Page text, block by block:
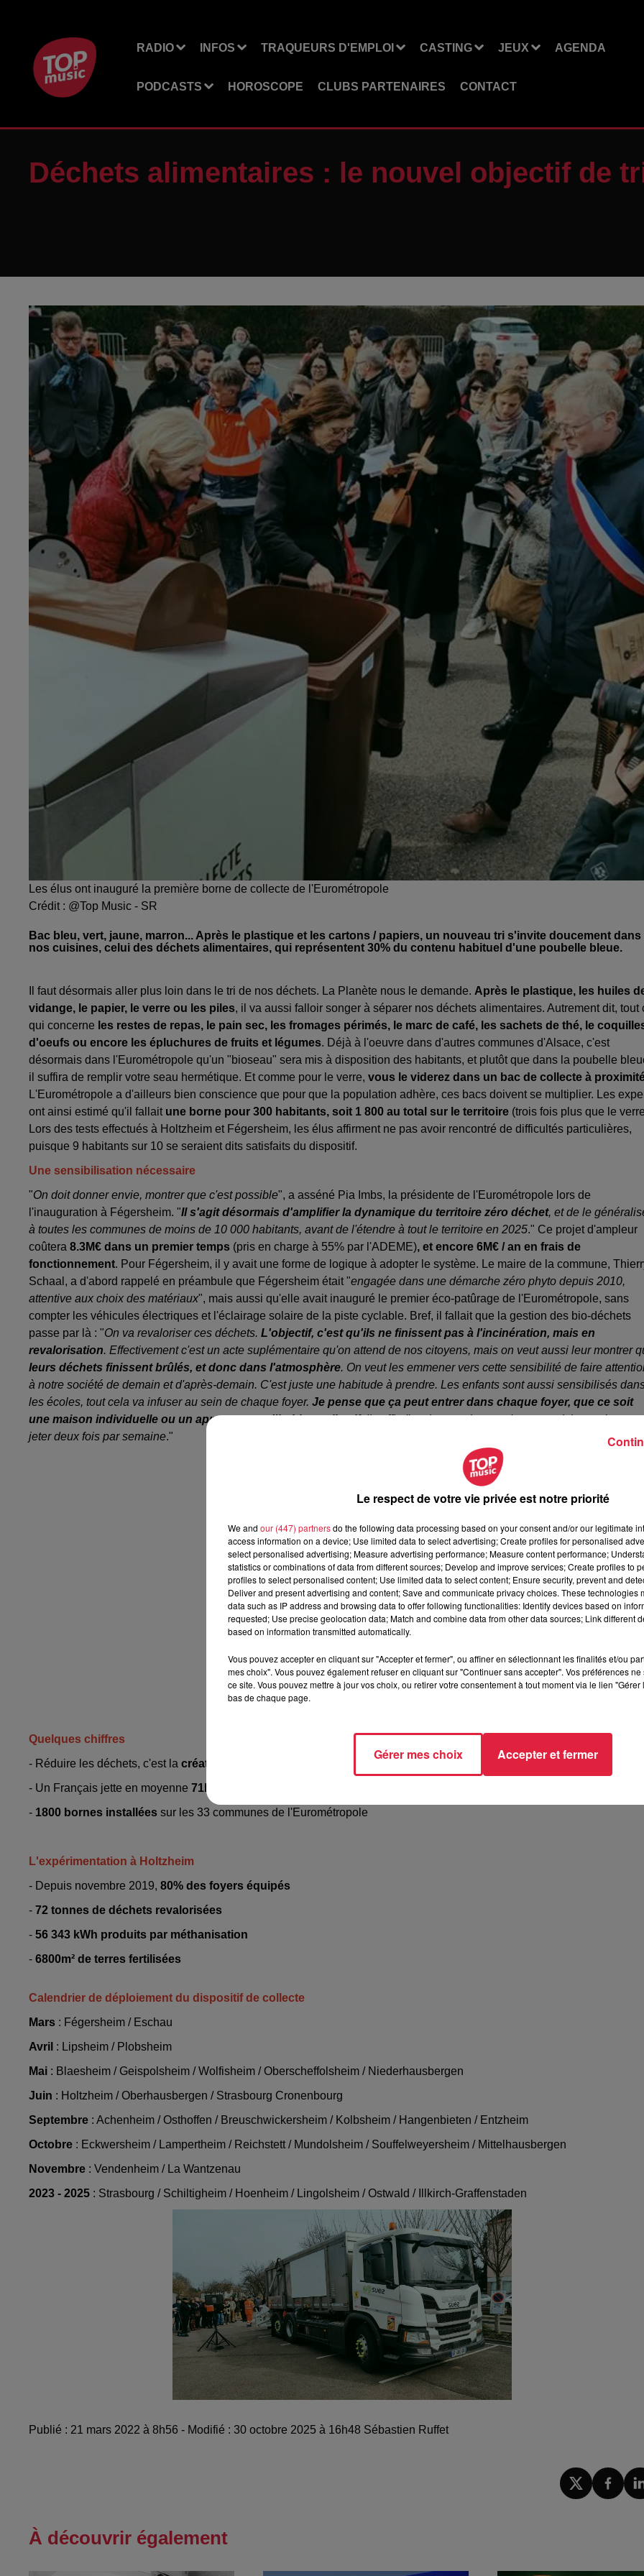
RADIO INFOS TRAQUEURS D'EMPLOI CASTING JEUX AGENDA
PODCASTS HOROSCOPE CLUBS PARTENAIRES CONTACT
Déchets alimentaires : le nouvel objectif de
Les élus ont inauguré la première borne de collecte de l'Eurométropole
Crédit : @Top Music - SR
Bac bleu, vert, jaune, marron... Après le plastique et les cartons / papiers, un nouveau tri s'invite doucement dans
nos cuisines, celui des déchets alimentaires, qui représentent 30% du contenu habituel d'une poubelle bleue.
Il faut désormais aller plus loin dans le tri de nos déchets. La Planète nous le demande. Après le plastique, les huiles
vidange, le papier, le verre ou les piles, il va aussi falloir songer à séparer nos déchets alimentaires. Autrement dit, tout
qui concerne les restes de repas, le pain sec, les fromages périmés, le marc de café, les sachets de thé, le
d'oeufs ou encore les épluchures de fruits et légumes. Déjà à l'oeuvre dans d'autres communes d'Alsace, c'est
désormais dans l'Eurométropole qu'un "bioseau" sera mis à disposition des habitants, et plutôt que dans la poubelle
il suffira de remplir votre seau hermétique. Et comme pour le verre, vous le viderez dans un bac de collecte à
L'Eurométropole a d'ailleurs bien conscience que pour que la population adhère, ces bacs doivent se multiplier. Les
ont ainsi estimé qu'il fallait une borne pour 300 habitants, soit 1 800 au total sur le territoire (trois fois plus que le
Lors des tests effectués à Holtzheim et Fégersheim, les élus affirment ne pas avoir rencontré de difficultés particulières,
puisque 9 habitants sur 10 se seraient dits satisfaits du dispositif.
Une sensibilisation nécessaire
"On doit donner envie, montrer que c'est possible", a asséné Pia Imbs, la présidente de l'Eurométropole lors de
l'inauguration à Fégersheim. "Il s'agit désormais d'amplifier la dynamique du territoire zéro déchet, et de le
à toutes les communes de moins de 10 000 habitants, avant de l'étendre à tout le territoire en 2025." Ce projet d'ampleur
coûtera 8.3M€ dans un premier temps (pris en charge à 55% par l'ADEME), et encore 6M€ / an en frais de
fonctionnement. Pour Fégersheim, il y avait une forme de logique à adopter le système. Le maire de la commune,
Schaal, a d'abord rappelé en préambule que Fégersheim était "engagée dans une démarche zéro phyto depuis 2010,
attentive aux choix des matériaux", mais aussi qu'elle avait inauguré le premier éco-patûrage de l'Eurométropole, sans
compter les véhicules électriques et l'éclairage solaire de la piste cyclable. Bref, il fallait que la gestion des bio-déchets
passe par là : "On va revaloriser ces déchets. L'objectif, c'est qu'ils ne finissent pas à l'incinération, mais en
revalorisation. Effectivement c'est un acte suplémentaire qu'on attend de nos citoyens, mais on veut aussi leur montrer
leurs déchets finissent brûlés, et donc dans l'atmosphère. On veut les emmener vers cette sensibilité de faire
à notre société de demain et d'après-demain. C'est juste une habitude à prendre. Les enfants sont aussi sensibilisés
les écoles, tout cela va infuser au sein de chaque foyer. Je pense que ça peut entrer dans chaque foyer, que ce soit
une maison individuelle ou un appartement d'habitat collectif. Il suffit d'avoir un petit seau dans sa cuisine, qu'on va
jeter deux fois par semaine."
Quelques chiffres
- Réduire les déchets, c'est la création de 25 000 emplois
dans le domaine de l'économie sociale et solidaire
- Un Français jette en moyenne 71kg de déchets alimentaires par an, dont 29 kg de pur gaspillage
- 1800 bornes installées sur les 33 communes de l'Eurométropole
L'expérimentation à Holtzheim
- Depuis novembre 2019, 80% des foyers équipés
- 72 tonnes de déchets revalorisées
- 56 343 kWh produits par méthanisation
- 6800m² de terres fertilisées
Calendrier de déploiement du dispositif de collecte
Mars : Fégersheim / Eschau
Avril : Lipsheim / Plobsheim
Mai : Blaesheim / Geispolsheim / Wolfisheim / Oberscheffolsheim / Niederhausbergen
Juin : Holtzheim / Oberhausbergen / Strasbourg Cronenbourg
Septembre : Achenheim / Osthoffen / Breuschwickersheim / Kolbsheim / Hangenbieten / Entzheim
Octobre : Eckwersheim / Lampertheim / Reichstett / Mundolsheim / Souffelweyersheim / Mittelhausbergen
Novembre : Vendenheim / La Wantzenau
2023 - 2025 : Strasbourg / Schiltigheim / Hoenheim / Lingolsheim / Ostwald / Illkirch-Graffenstaden
Publié : 21 mars 2022 à 8h56 - Modifié : 30 octobre 2025 à 16h48 Sébastien Ruffet
À découvrir également
Le respect de votre vie privée est notre priorité
We and our (447) partnersdo the following data processing based on your consent and/or our legitimate
access information on a device; Use limited data to select advertising; Create profiles for personalised
select personalised advertising; Measure advertising performance; Measure content performance;
statistics or combinations of data from different sources; Develop and improve services; Create profiles to
profiles to select personalised content; Use limited data to select content; Ensure security, prevent and
Deliver and present advertising and content; Save and communicate privacy choices. These technologies
data such as IP address and browsing data to offer following functionalities: Identify devices based on
requested; Use precise geolocation data; Match and combine data from other data sources; Link different
based on information transmitted automatically.
Vous pouvez accepter en cliquant sur "Accepter et fermer", ou affiner en sélectionnant les finalités et/ou
mes choix". Vous pouvez également refuser en cliquant sur "Continuer sans accepter". Vos préférences
ce site. Vous pouvez mettre à jour vos choix, ou retirer votre consentement à tout moment via le lien
bas de chaque page.
Gérer mes choix Accepter et fermer